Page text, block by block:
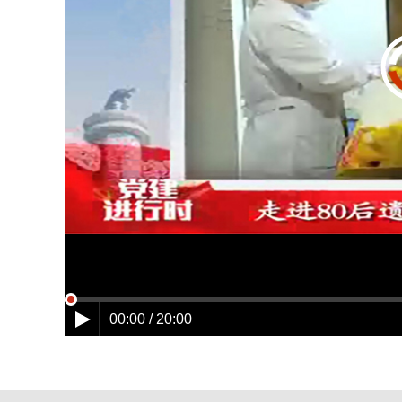
00:00 / 20:00